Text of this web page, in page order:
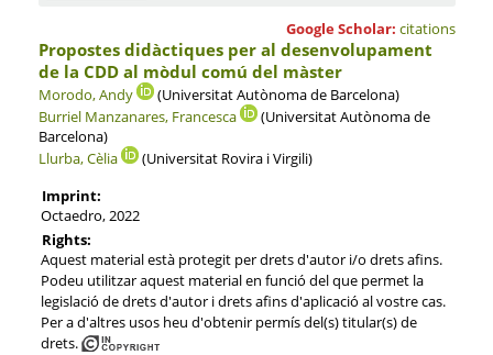
Google Scholar: citations
Propostes didàctiques per al desenvolupament
de la CDD al mòdul comú del màster
Morodo, Andy
(Universitat Autònoma de Barcelona)
Burriel Manzanares, Francesca
(Universitat Autònoma de
Barcelona)
Llurba, Cèlia
(Universitat Rovira i Virgili)
Imprint:
Octaedro, 2022
Rights:
Aquest material està protegit per drets d'autor i/o drets afins.
Podeu utilitzar aquest material en funció del que permet la
legislació de drets d'autor i drets afins d'aplicació al vostre cas.
Per a d'altres usos heu d'obtenir permís del(s) titular(s) de
drets.